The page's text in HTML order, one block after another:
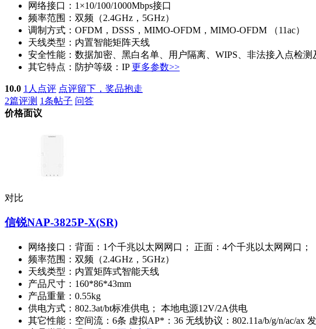
网络接口： 1×10/100/1000Mbps接口
频率范围： 双频（2.4GHz，5GHz）
调制方式： OFDM，DSSS，MIMO-OFDM，MIMO-OFDM （11ac）
天线类型： 内置智能矩阵天线
安全性能： 数据加密、黑白名单、用户隔离、WIPS、非法接入点检
其它特点： 防护等级：IP更多参数>>
10.0 1人点评 点评留下，奖品抱走
2篇评测 1条帖子 问答
价格面议
对比
信锐NAP-3825P-X(SR)
网络接口： 背面：1个千兆以太网网口； 正面：4个千兆以太网网口；
频率范围： 双频（2.4GHz，5GHz）
天线类型： 内置矩阵式智能天线
产品尺寸： 160*86*43mm
产品重量： 0.55kg
供电方式： 802.3at/bt标准供电； 本地电源12V/2A供电
其它性能： 空间流：6条 虚拟AP*：36 无线协议：802.11a/b/g/n/ac/ax